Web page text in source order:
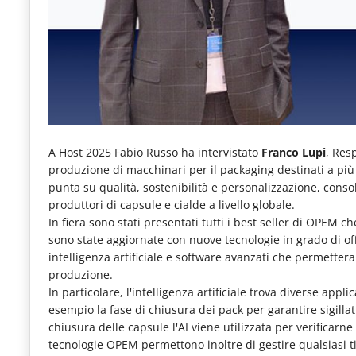
articoli
quotidiani
mondo
dei
consumi
fuoricasa,
del
Food
Service
e
tutte
A Host 2025 Fabio Russo ha intervistato Franco Lupi,
produzione di macchinari per il packaging destinati a
punta su qualità, sostenibilità e personalizzazione,
produttori di capsule e cialde a livello globale.
In fiera sono stati presentati tutti i best seller di OPEM
sono state aggiornate con nuove tecnologie in grado di
intelligenza artificiale e software avanzati che
produzione.
In particolare, l'intelligenza artificiale trova diverse
esempio la fase di chiusura dei pack per garantire
chiusura delle capsule l'AI viene utilizzata per
tecnologie OPEM permettono inoltre di gestire